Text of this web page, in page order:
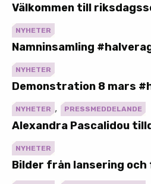
Välkommen till
NYHETER
Namninsamling
NYHETER
Demonstration 8 mars
NYHETER , PRESSMEDDELANDE
Alexandra Pascalidou
NYHETER
Bilder från lansering